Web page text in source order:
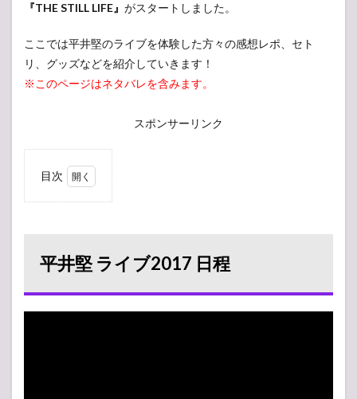
『THE STILL LIFE』 がスタートしました。
ここでは平井堅のライブを体験した方々の感想レポ、セト
リ、グッズなどを紹介していきます！
※このページはネタバレを含みます。
スポンサーリンク
目次
2017
日程
2
【ライ
平井堅 ライブ2017 日程